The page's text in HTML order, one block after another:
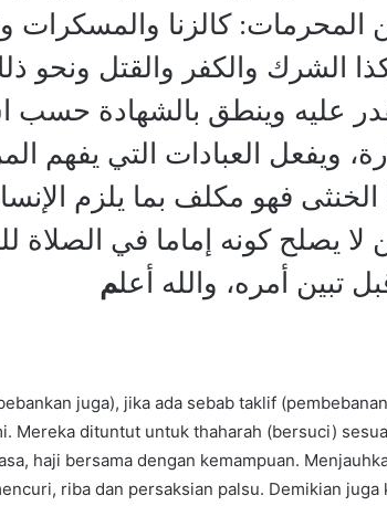
المحرمات: كالزنا والمسكرات
الشرك والكفر والقتل ونحو
عليه وينطق بالشهادة حسب
ويفعل العبادات التي يفهم
الخنثى فهو مكلف بما يلزم
لا يصلح كونه إماما في الصلاة
تبين أمره، والله أعلم
juga), jika ada sebab taklif
Mereka dituntut untuk thaharah (bersuci)
haji bersama dengan kemampuan.
riba dan persaksian palsu. Demikian